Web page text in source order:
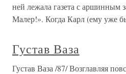
ней лежала газета с аршинным
Малер!». Когда Карл (ему уже
Густав Ваза
Густав Ваза /87/ Возглавляя